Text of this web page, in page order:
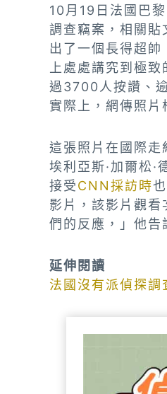
10月19日法國巴
調查竊案，相關貼
出了一個長得超
上處處講究到極
過3700人按讚、
實際上，網傳照片
這張照片在國際走
埃利亞斯·加爾松
接受CNN採訪時
影片，該影片觀
們的反應，」他告
延伸閱讀
法國沒有派偵探